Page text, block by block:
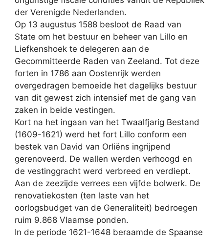
der Verenigde Nederlanden.
Op 13 augustus 1588 besloot de Raad van
State om het bestuur en beheer van Lillo en
Liefkenshoek te delegeren aan de
Gecommitteerde Raden van Zeeland. Tot deze
forten in 1786 aan Oostenrijk werden
overgedragen bemoeide het dagelijks bestuur
van dit gewest zich intensief met de gang van
zaken in beide vestingen.
Kort na het ingaan van het Twaalfjarig Bestand
(1609-1621) werd het fort Lillo conform een
bestek van David van Orliëns ingrijpend
gerenoveerd. De wallen werden verhoogd en
de vestinggracht werd verbreed en verdiept.
Aan de zeezijde verrees een vijfde bolwerk. De
renovatiekosten (ten laste van het
oorlogsbudget van de Generaliteit) bedroegen
ruim 9.868 Vlaamse ponden.
In de periode 1621-1648 beraamde de Spaanse